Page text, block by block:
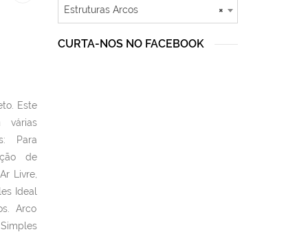
Este
várias
Para
de
Livre,
Ideal
Arco
×
Estruturas Arcos
CURTA-NOS NO FACEBOOK